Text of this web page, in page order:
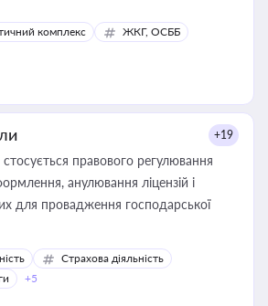
комплекс ЖКГ, ОСББ
+19
правового регулювання
анулювання ліцензій і
для провадження господарської
Страхова діяльність
+5